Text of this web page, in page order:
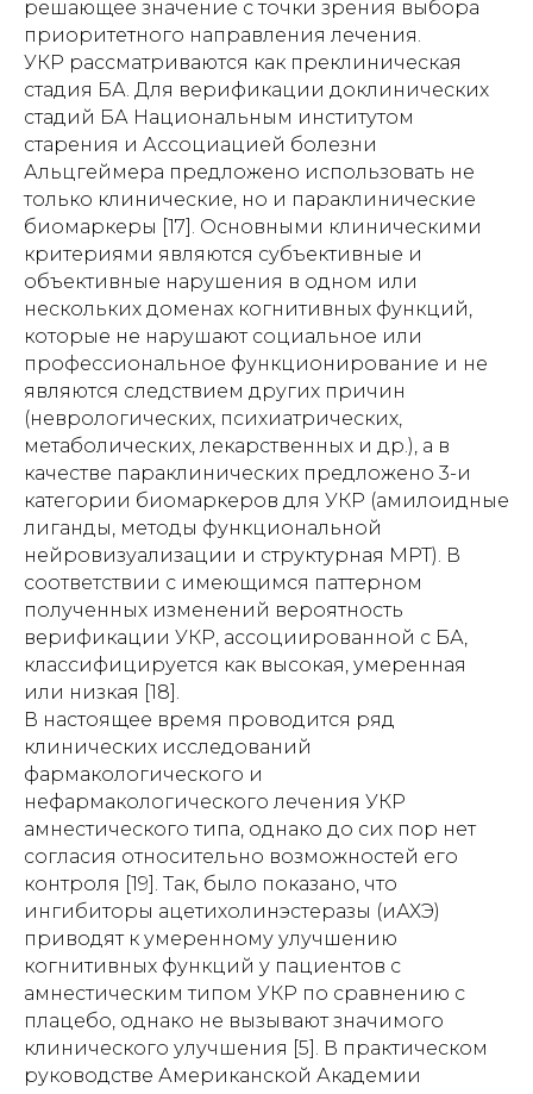
решающее значение с точки зрения выбора
приоритетного направления лечения.
УКР рассматриваются как преклиническая
стадия БА. Для верификации доклинических
стадий БА Национальным институтом
старения и Ассоциацией болезни
Альцгеймера предложено использовать не
только клинические, но и параклинические
биомаркеры [17]. Основными клиническими
критериями являются субъективные и
объективные нарушения в одном или
нескольких доменах когнитивных функций,
которые не нарушают социальное или
профессиональное функционирование и не
являются следствием других причин
(неврологических, психиатрических,
метаболических, лекарственных и др.), а в
качестве параклинических предложено 3-и
категории биомаркеров для УКР (амилоидные
лиганды, методы функциональной
нейровизуализации и структурная МРТ). В
соответствии с имеющимся паттерном
полученных изменений вероятность
верификации УКР, ассоциированной с БА,
классифицируется как высокая, умеренная
или низкая [18].
В настоящее время проводится ряд
клинических исследований
фармакологического и
нефармакологического лечения УКР
амнестического типа, однако до сих пор нет
согласия относительно возможностей его
контроля [19]. Так, было показано, что
ингибиторы ацетихолинэстеразы (иАХЭ)
приводят к умеренному улучшению
когнитивных функций у пациентов с
амнестическим типом УКР по сравнению с
плацебо, однако не вызывают значимого
клинического улучшения [5]. В практическом
руководстве Американской Академии